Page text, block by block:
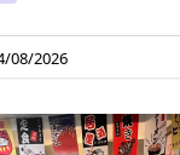
08/2026